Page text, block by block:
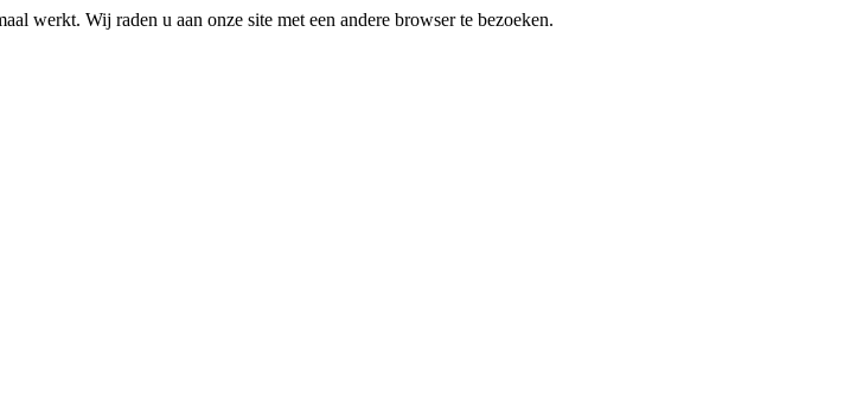
werkt. Wij raden u aan onze site met een andere browser te bezoeken.